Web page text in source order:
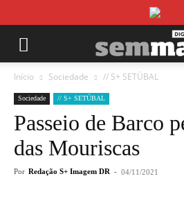
Início Sociedade // S+ SETÚBAL
Sociedade // S+ SETÚBAL
Passeio de Barco
das Mouriscas
Por Redação S+ Imagem DR - 04/11/2021